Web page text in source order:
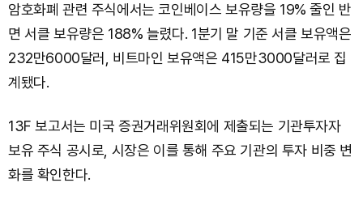
암호화폐 관련 주식에서는 코인베이스 보유량을 19% 줄인 반
면 서클 보유량은 188% 늘렸다. 1분기 말 기준 서클 보유액은
232만6000달러, 비트마인 보유액은 415만3000달러로 집
계됐다.
13F 보고서는 미국 증권거래위원회에 제출되는 기관투자자
보유 주식 공시로, 시장은 이를 통해 주요 기관의 투자 비중 변
화를 확인한다.